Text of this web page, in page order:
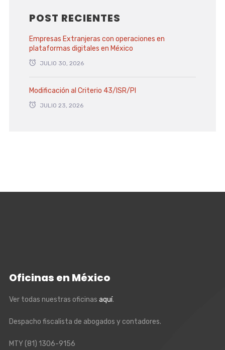
POST RECIENTES
Empresas Extranjeras con operaciones en
plataformas digitales en México
JULIO 30, 2026
Modificación al Criterio 43/ISR/PI
JULIO 23, 2026
Oficinas en México
Ver todas nuestras oficinas aquí.
Despacho fiscalista de abogados y contadores.
MTY(81) 1306-9156